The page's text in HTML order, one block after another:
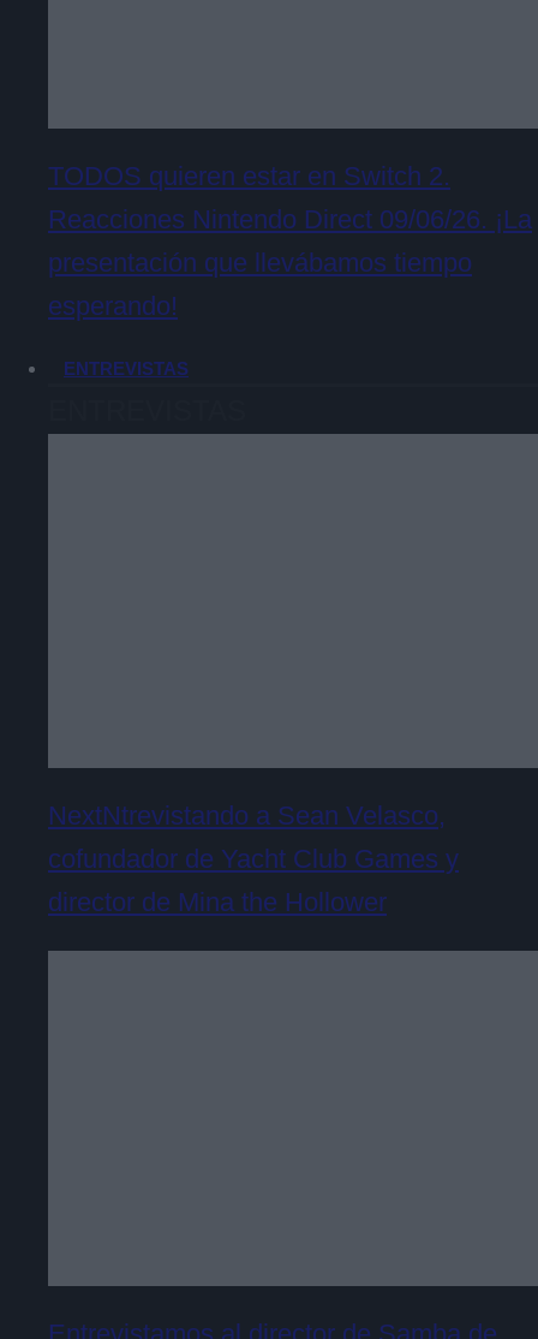
TODOS quieren estar en Switch 2.
Reacciones Nintendo Direct 09/06/26. ¡La
presentación que llevábamos tiempo
esperando!
ENTREVISTAS
NextNtrevistando a Sean Velasco,
cofundador de Yacht Club Games y
director de Mina the Hollower